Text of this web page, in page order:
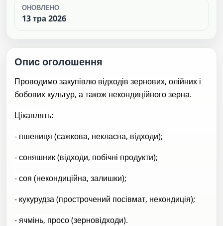
ОНОВЛЕНО
13 тра 2026
Опис оголошення
Проводимо закупівлю відходів зернових, олійних і
бобових культур, а також некондиційного зерна.
Цікавлять:
- пшениця (сажкова, некласна, відходи);
- соняшник (відходи, побічні продукти);
- соя (некондиційна, залишки);
- кукурудза (прострочений посівмат, некондиція);
- ячмінь, просо (зерновідходи).